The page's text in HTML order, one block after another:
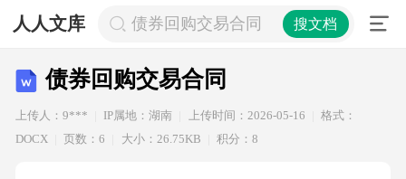
人人文库 债券回购交易合同 搜文档
债券回购交易合同
上传人：9*** IP属地：湖南 上传时间：2026-05-16
格式：
DOCX
页数：6 大小：26.75KB 积分：8